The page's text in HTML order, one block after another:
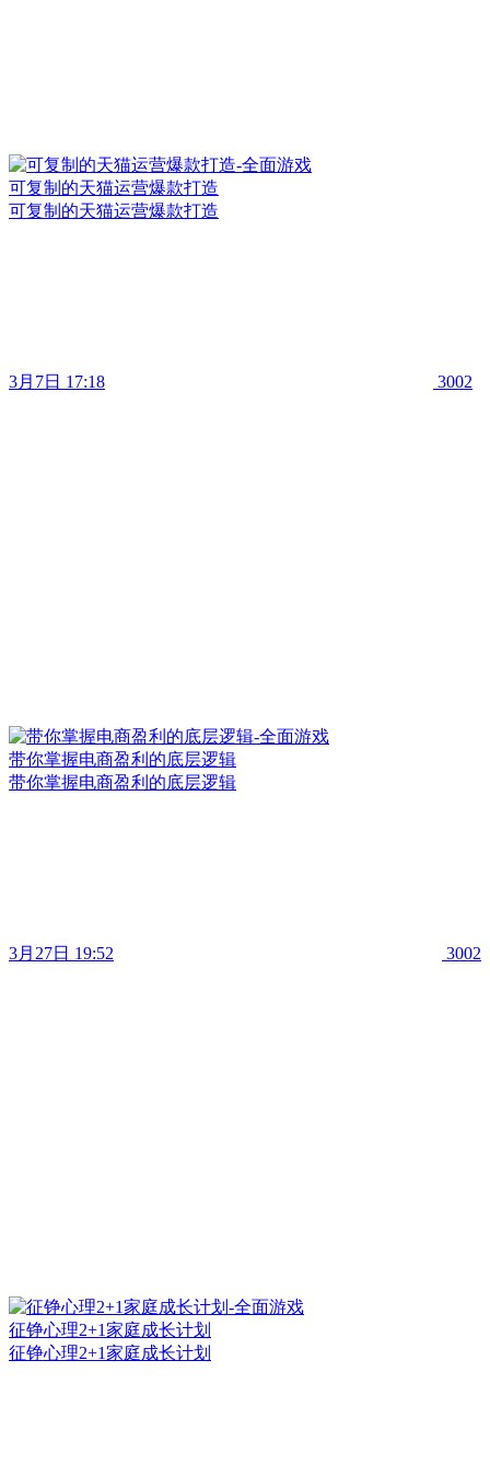
可复制的天猫运营爆款打造
可复制的天猫运营爆款打造
3月7日 17:18 3002
带你掌握电商盈利的底层逻辑
带你掌握电商盈利的底层逻辑
3月27日 19:52 3002
征铮心理2+1家庭成长计划
征铮心理2+1家庭成长计划